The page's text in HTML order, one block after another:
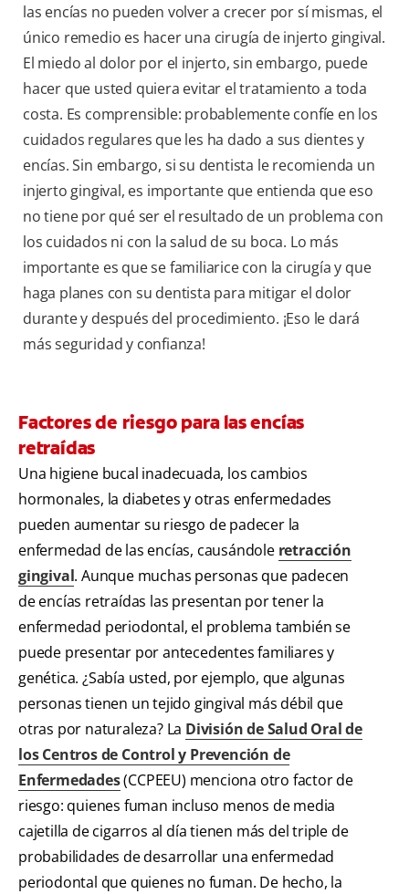
las encías no pueden volver a crecer por sí mismas, el
único remedio es hacer una cirugía de injerto gingival.
El miedo al dolor por el injerto, sin embargo, puede
hacer que usted quiera evitar el tratamiento a toda
costa. Es comprensible: probablemente confíe en los
cuidados regulares que les ha dado a sus dientes y
encías. Sin embargo, si su dentista le recomienda un
injerto gingival, es importante que entienda que eso
no tiene por qué ser el resultado de un problema con
los cuidados ni con la salud de su boca. Lo más
importante es que se familiarice con la cirugía y que
haga planes con su dentista para mitigar el dolor
durante y después del procedimiento. ¡Eso le dará
más seguridad y confianza!
Factores de riesgo para las encías
retraídas
Una higiene bucal inadecuada, los cambios
hormonales, la diabetes y otras enfermedades
pueden aumentar su riesgo de padecer la
enfermedad de las encías, causándole retracción
gingival. Aunque muchas personas que padecen
de encías retraídas las presentan por tener la
enfermedad periodontal, el problema también se
puede presentar por antecedentes familiares y
genética. ¿Sabía usted, por ejemplo, que algunas
personas tienen un tejido gingival más débil que
otras por naturaleza? La División de Salud Oral de
los Centros de Control y Prevención de
Enfermedades(CCPEEU) menciona otro factor de
riesgo: quienes fuman incluso menos de media
cajetilla de cigarros al día tienen más del triple de
probabilidades de desarrollar una enfermedad
periodontal que quienes no fuman. De hecho, la